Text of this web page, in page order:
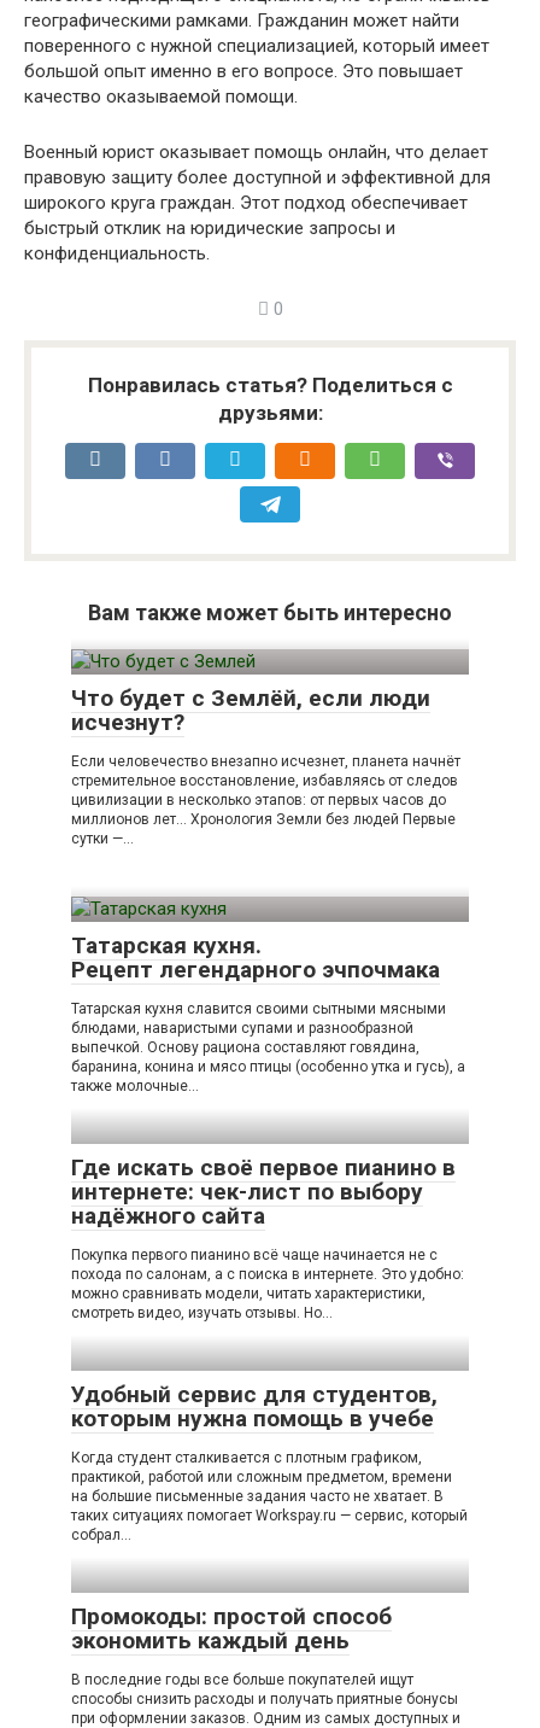
географическими рамками. Гражданин может найти
поверенного с нужной специализацией, который имеет
большой опыт именно в его вопросе. Это повышает
качество оказываемой помощи.
Военный юрист оказывает помощь онлайн, что делает
правовую защиту более доступной и эффективной для
широкого круга граждан. Этот подход обеспечивает
быстрый отклик на юридические запросы и
конфиденциальность.
0
Понравилась статья? Поделиться с
друзьями:
Вам также может быть интересно
Что будет с Землёй, если люди
исчезнут?
Если человечество внезапно исчезнет, планета начнёт
стремительное восстановление, избавляясь от следов
цивилизации в несколько этапов: от первых часов до
миллионов лет… Хронология Земли без людей Первые
сутки —…
Татарская кухня.
Рецепт легендарного эчпочмака
Татарская кухня славится своими сытными мясными
блюдами, наваристыми супами и разнообразной
выпечкой. Основу рациона составляют говядина,
баранина, конина и мясо птицы (особенно утка и гусь), а
также молочные…
Где искать своё первое пианино в
интернете: чек-лист по выбору
надёжного сайта
Покупка первого пианино всё чаще начинается не с
похода по салонам, а с поиска в интернете. Это удобно:
можно сравнивать модели, читать характеристики,
смотреть видео, изучать отзывы. Но…
Удобный сервис для студентов,
которым нужна помощь в учебе
Когда студент сталкивается с плотным графиком,
практикой, работой или сложным предметом, времени
на большие письменные задания часто не хватает. В
таких ситуациях помогает Workspay.ru — сервис, который
собрал…
Промокоды: простой способ
экономить каждый день
В последние годы все больше покупателей ищут
способы снизить расходы и получать приятные бонусы
при оформлении заказов. Одним из самых доступных и